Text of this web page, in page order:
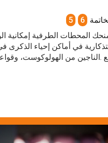
5 6
المحطات الطرفية إمكانية
في أماكن إحياء الذكرى
.الناجين من الهولوكوست،